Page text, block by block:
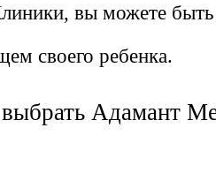
вы можете
своего ребенка.
Адамант